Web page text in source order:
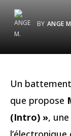
BY ANGE
Un battement
que propose
(Intro) »,